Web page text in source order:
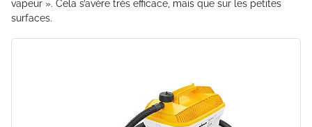
vapeur ». Cela s’avère très efficace, mais que sur les petites
surfaces.